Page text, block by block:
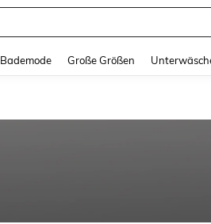
Bademode Große Größen